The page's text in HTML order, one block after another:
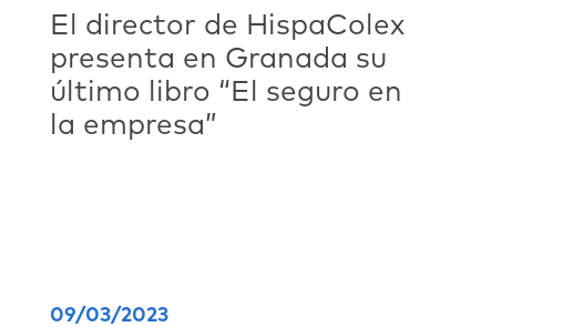
El director de HispaColex
presenta en Granada su
último libro “El seguro en
la empresa”
09/03/2023